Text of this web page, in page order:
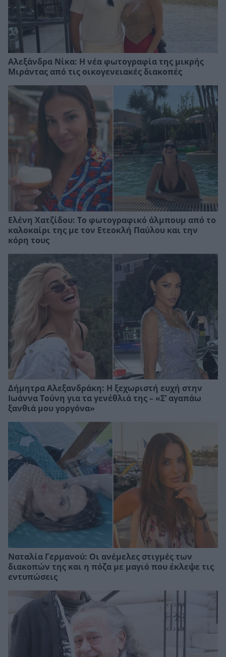
Αλεξάνδρα Νίκα: Η νέα φωτογραφία της μικρής
Μιράντας από τις οικογενειακές διακοπές
Ελένη Χατζίδου: Το φωτογραφικό άλμπουμ από το
καλοκαίρι της με τον Ετεοκλή Παύλου και την
κόρη τους
Δήμητρα Αλεξανδράκη: Η ξεχωριστή ευχή στην
Ιωάννα Τούνη για τα γενέθλιά της – «Σ’ αγαπάω
ξανθιά μου γοργόνα»
Ναταλία Γερμανού: Οι ανέμελες στιγμές των
διακοπών της και η πόζα με μαγιό που έκλεψε τις
εντυπώσεις